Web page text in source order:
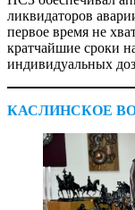
ликвидаторов
первое время не
кратчайшие сроки
индивидуальных
КАСЛИНСКОЕ